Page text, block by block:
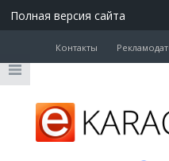
Полная версия сайта
Контакты